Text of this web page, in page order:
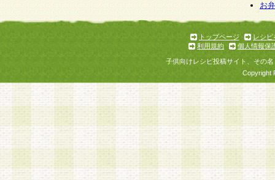
お
トップページ
レシピ
利用規約
個人情報保
子供向けレシピ投稿サイト、その
Copyright